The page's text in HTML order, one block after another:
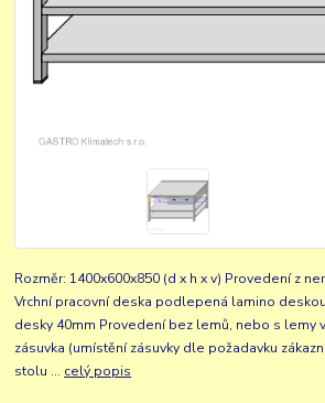
Rozměr: 1400x600x850 (d x h x v) Provedení z
Vrchní pracovní deska podlepená lamino
desky 40mm Provedení bez lemů, nebo s lemy
zásuvka (umístění zásuvky dle požadavku
stolu ... celý popis